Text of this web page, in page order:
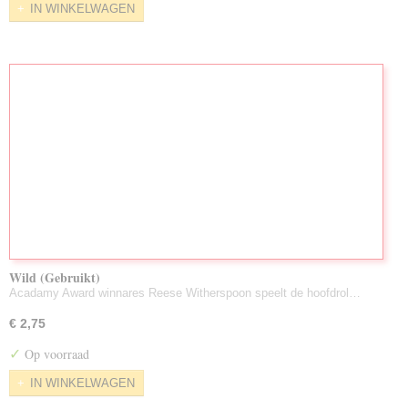
IN WINKELWAGEN
Wild (Gebruikt)
Acadamy Award winnares Reese Witherspoon speelt de hoofdrol…
€ 2,75
✓ Op voorraad
IN WINKELWAGEN